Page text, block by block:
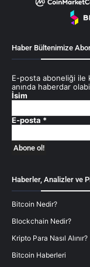
Haber Bültenimize
E-posta aboneliği ile
anında haberdar
İsim
E-posta *
Haberler, Analizler ve
Bitcoin Nedir?
Blockchain Nedir?
Kripto Para Nasıl Alınır?
Bitcoin Haberleri